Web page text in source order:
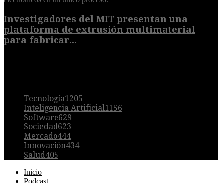
Investigadores del MIT presentan una
plataforma de extrusión multimaterial
para fabricar...
Tecnología1205
Inteligencia Artificial1156
Software629
Sociedad623
Mercado444
Innovación434
Salud405
Inicio
Podcast